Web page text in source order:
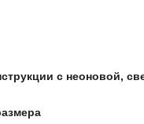
с неоновой,